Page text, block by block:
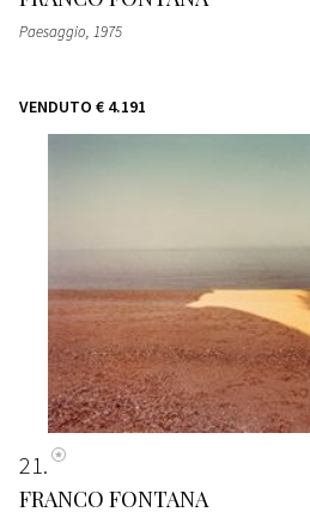
Paesaggio, 1975
VENDUTO € 4.191
21
FRANCO FONTANA